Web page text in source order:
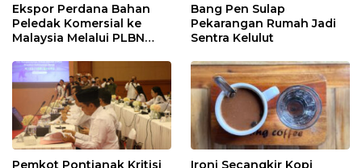
Ekspor Perdana Bahan
Peledak Komersial ke
Malaysia Melalui PLBN
Bang Pen Sulap
Pekarangan Rumah Jadi
Sentra Kelulut
Pemkot Pontianak Kritisi
Ironi Secangkir Kopi